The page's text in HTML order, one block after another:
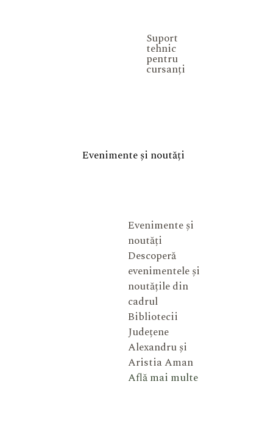
Suport
tehnic
pentru
cursanți
Evenimente și noutăți
Evenimente și
noutăți
Descoperă
evenimentele și
noutățile din
cadrul
Bibliotecii
Județene
Alexandru și
Aristia Aman
Află mai multe